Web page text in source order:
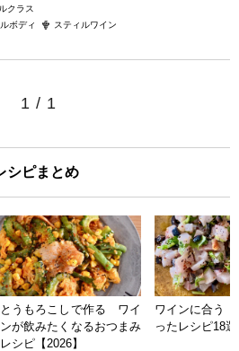
クラス
ボディ
スティルワイン
1 / 1
シピまとめ
とうもろこしで作る ワイ
ンが飲みたくなるおつまみ
レシピ【2026】
ワインに合う
ったレシピ18